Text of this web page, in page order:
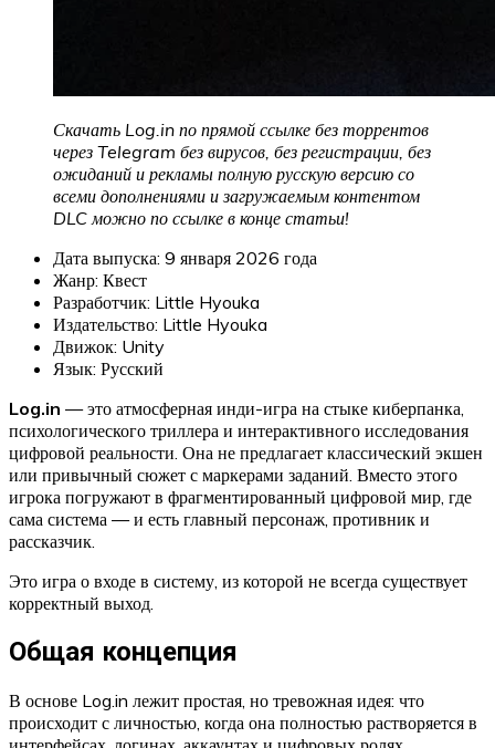
Скачать Log.in по прямой ссылке без торрентов
через Telegram без вирусов, без регистрации, без
ожиданий и рекламы полную русскую версию со
всеми дополнениями и загружаемым контентом
DLC можно по ссылке в конце статьи!
Дата выпуска: 9 января 2026 года
Жанр: Квест
Разработчик: Little Hyouka
Издательство: Little Hyouka
Движок: Unity
Язык: Русский
Log.in — это атмосферная инди-игра на стыке киберпанка,
психологического триллера и интерактивного исследования
цифровой реальности. Она не предлагает классический экшен
или привычный сюжет с маркерами заданий. Вместо этого
игрока погружают в фрагментированный цифровой мир, где
сама система — и есть главный персонаж, противник и
рассказчик.
Это игра о входе в систему, из которой не всегда существует
корректный выход.
Общая концепция
В основе Log.in лежит простая, но тревожная идея: что
происходит с личностью, когда она полностью растворяется в